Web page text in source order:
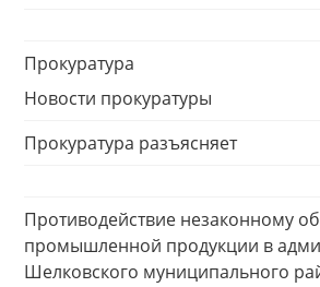
Прокуратура
Новости прокуратуры
Прокуратура разъясняет
Противодействие незаконному
промышленной продукции в
Шелковского муниципального